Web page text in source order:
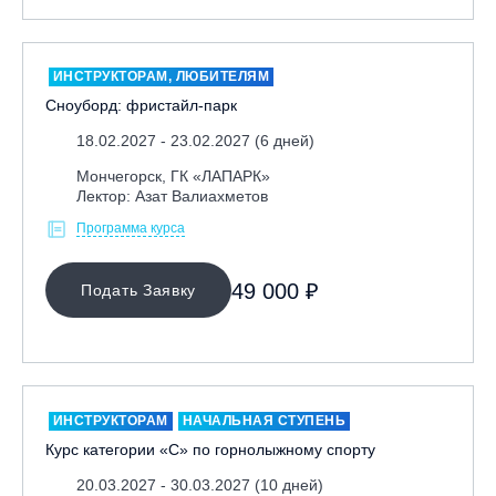
Москва, Парк «Ходынское поле»
Москва, Скалодром "Атмосфера"
Московская обл., ВГК «Лисья Гора»
Московская обл., ГК Леонида Тягачёва
Московская обл., п. Чулково, ГК «Гая Северина»
Московская обл., Сергиев Посад, вейк парк Boardberry
Новосибирск, ГЛК «Горский»
Пермский край., ГЛЦ «Губаха»
Пермь, ГК «Жебреи»
Приморский край, ГЛК «Медвежья Долина»
ИНСТРУКТОРАМ, ЛЮБИТЕЛЯМ
Сноуборд: фристайл-парк
18.02.2027 - 23.02.2027 (6 дней)
Мончегорск, ГК «ЛАПАРК»
Лектор: Азат Валиахметов
Программа курса
Подать Заявку 49 000 ₽
ИНСТРУКТОРАМ НАЧАЛЬНАЯ СТУПЕНЬ
Курс категории «С» по горнолыжному спорту
20.03.2027 - 30.03.2027 (10 дней)